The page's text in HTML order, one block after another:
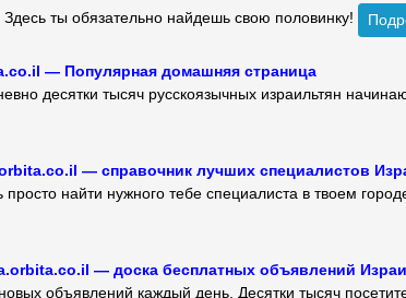
Здесь ты обязательно найдешь свою половинку!
— Популярная домашняя страница
десятки тысяч русскоязычных израильтян
— справочник лучших специалистов
просто найти нужного тебе специалиста в твоем
— доска бесплатных объявлений
объявлений каждый день. Десятки тысяч